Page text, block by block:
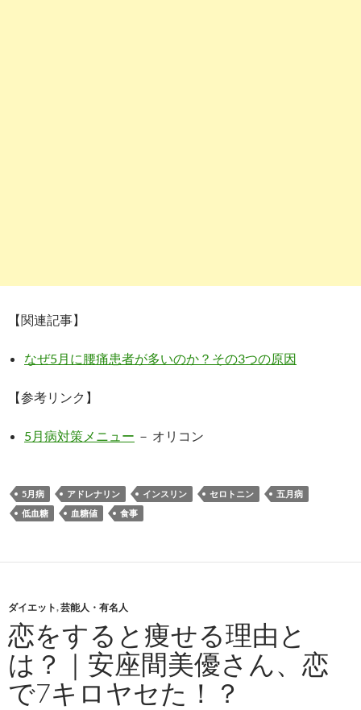
【関連記事】
なぜ5月に腰痛患者が多いのか？その3つの原因
【参考リンク】
5月病対策メニュー － オリコン
5月病 アドレナリン インスリン セロトニン
五月病
低血糖
血糖値 食事
ダイエット,芸能人・有名人
恋をすると痩せる理由と
は？｜安座間美優さん、恋
で7キロヤセた！？